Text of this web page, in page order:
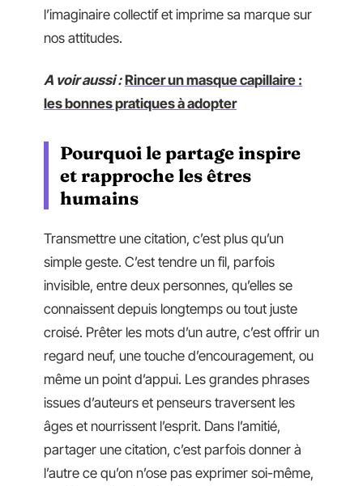
l’imaginaire collectif et imprime sa marque sur
nos attitudes.
A voir aussi : Rincer un masque capillaire :
les bonnes pratiques à adopter
Pourquoi le partage inspire
et rapproche les êtres
humains
Transmettre une citation, c’est plus qu’un
simple geste. C’est tendre un fil, parfois
invisible, entre deux personnes, qu’elles se
connaissent depuis longtemps ou tout juste
croisé. Prêter les mots d’un autre, c’est offrir un
regard neuf, une touche d’encouragement, ou
même un point d’appui. Les grandes phrases
issues d’auteurs et penseurs traversent les
âges et nourrissent l’esprit. Dans l’amitié,
partager une citation, c’est parfois donner à
l’autre ce qu’on n’ose pas exprimer soi-même,